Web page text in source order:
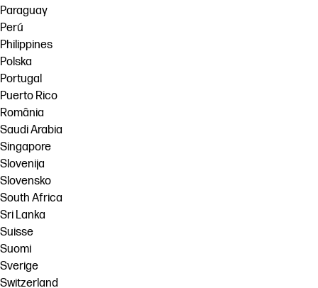
Paraguay
Perú
Philippines
Polska
Portugal
Puerto Rico
România
Saudi Arabia
Singapore
Slovenija
Slovensko
South Africa
Sri Lanka
Suisse
Suomi
Sverige
Switzerland